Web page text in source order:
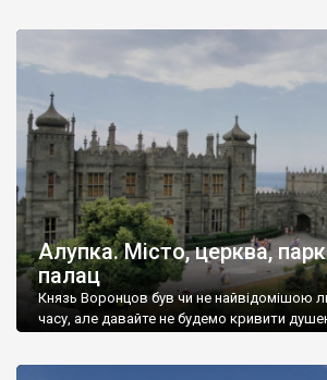
Алупка. Місто, церква, парк
палац
Князь Воронцов був чи не найвідомішою
часу, але давайте не будемо кривити